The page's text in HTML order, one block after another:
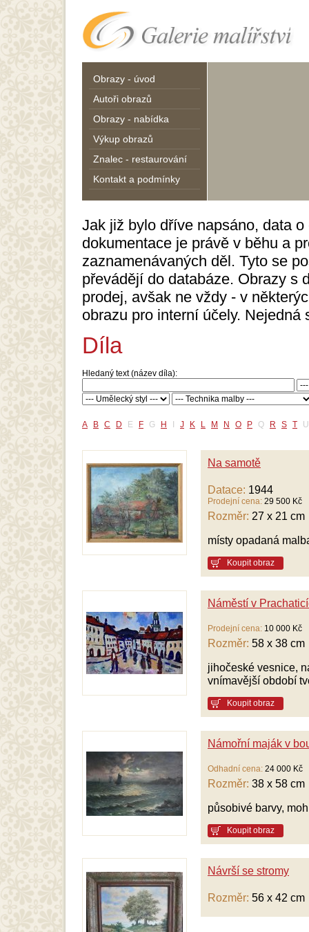
Obrazy - úvod
Autoři obrazů
Obrazy - nabídka
Výkup obrazů
Znalec - restaurování
Kontakt a podmínky
Jak již bylo dříve napsáno, data
dokumentace je právě v běhu a
zaznamenávaných děl. Tyto se
převádějí do databáze. Obrazy s
prodej, avšak ne vždy - v
obrazu pro interní účely.
Díla
Hledaný text (název díla):
A B C D E F G H J K L M N O P Q R S T U
Na samotě
Datace: 1944
Prodejní cena: 29 500 Kč
Rozměr: 27 x 21 cm
místy opadaná
Koupit obraz
Náměstí v
Prodejní cena: 10 000 Kč
Rozměr: 58 x 38 cm
jihočeské vesnice,
vnímavější období
Koupit obraz
Námořní maják v
Odhadní cena: 24 000 Kč
Rozměr: 38 x 58 cm
působivé barvy,
Koupit obraz
Návrší se stromy
Rozměr: 56 x 42 cm